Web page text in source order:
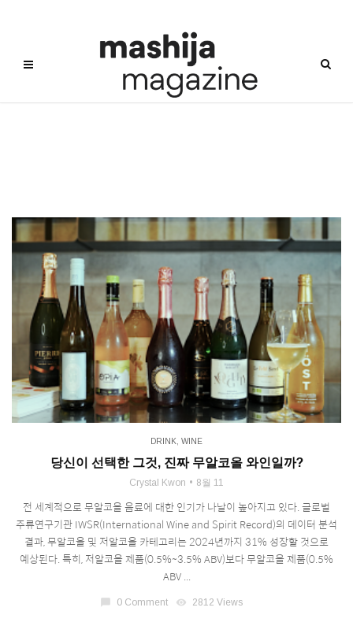
DRINK, WINE
당신이 선택한 그것, 진짜 무알코올 와인일까?
Crystal Kwon 8월 11
전 세계적으로 무알코올 음료에 대한 인기가 나날이 높아지고 있다. 글로벌
주류연구기관 IWSR(International Wine and Spirit Record)의 데이터 분석
결과, 무알코올 및 저알코올 카테고리는 2024년까지 31% 성장할 것으로
예상된다. 특히, 저알코올 제품(0.5%~3.5% ABV)보다 무알코올 제품(0.5%
ABV ...
chat_bubble 0 Comment visibility 2812 Views